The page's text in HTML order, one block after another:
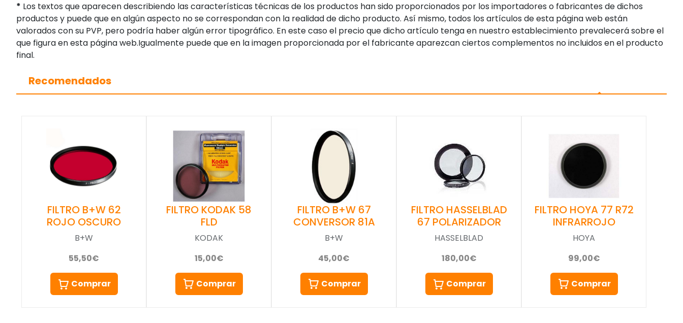
* Los textos que aparecen describiendo las características técnicas de los productos han sido proporcionados por los importadores o fabricantes de dichos
productos y puede que en algún aspecto no se correspondan con la realidad de dicho producto. Así mismo, todos los artículos de esta página web están
valorados con su PVP, pero podría haber algún error tipográfico. En este caso el precio que dicho artículo tenga en nuestro establecimiento prevalecerá sobre el
que figura en esta página web.Igualmente puede que en la imagen proporcionada por el fabricante aparezcan ciertos complementos no incluidos en el producto
final.
Recomendados
FILTRO B+W 62
ROJO OSCURO
B+W
55,50€
Comprar
FILTRO KODAK 58
FLD
KODAK
15,00€
Comprar
FILTRO B+W 67
CONVERSOR 81A
B+W
45,00€
Comprar
FILTRO HASSELBLAD
67 POLARIZADOR
HASSELBLAD
180,00€
Comprar
FILTRO HOYA 77 R72
INFRARROJO
HOYA
99,00€
Comprar